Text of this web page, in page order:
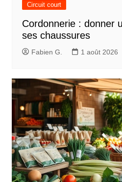
Circuit court
Cordonnerie : donner
ses chaussures
Fabien G. 1 août 2026